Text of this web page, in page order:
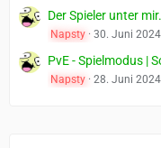
Der Spieler unter
Napsty 30. Juni
PvE - Spielmodus |
Napsty 28. Juni